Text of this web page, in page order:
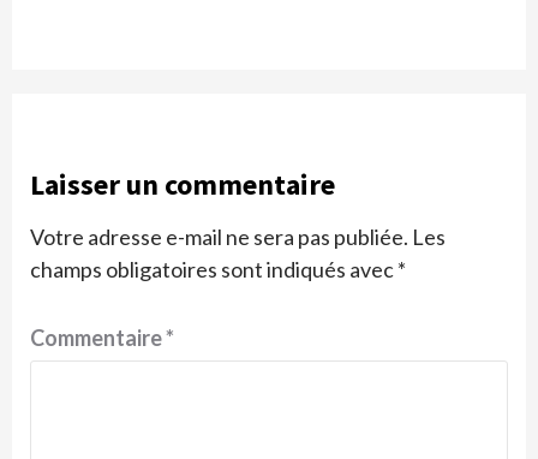
Laisser un commentaire
Votre adresse e-mail ne sera pas publiée. Les
champs obligatoires sont indiqués avec*
Commentaire*